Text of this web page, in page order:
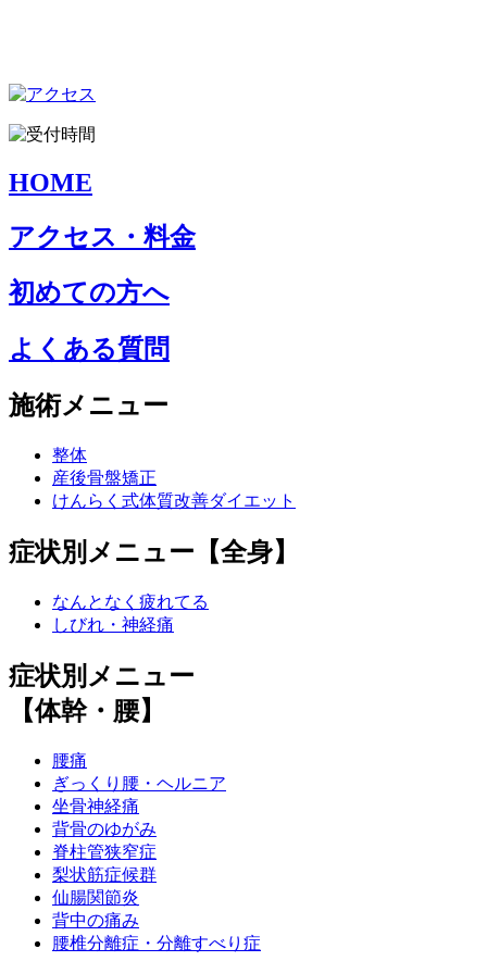
HOME
アクセス・料金
初めての方へ
よくある質問
施術メニュー
整体
産後骨盤矯正
けんらく式体質改善ダイエット
症状別メニュー【全身】
なんとなく疲れてる
しびれ・神経痛
症状別メニュー
【体幹・腰】
腰痛
ぎっくり腰・ヘルニア
坐骨神経痛
背骨のゆがみ
脊柱管狭窄症
梨状筋症候群
仙腸関節炎
背中の痛み
腰椎分離症・分離すべり症